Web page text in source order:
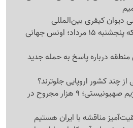
دیوان کیفری بین‌المللی
پیش‌بینی قیمت طلا و سکه پنجشنبه 15 مرداد؛ اونس جهانی
درباره پاسخ به حمله جدید
از چند کشور اروپایی جلوترند؟
آمار تازه از تلفات ارتش رژیم صهیونیستی؛ 9 هزار مجروح در
مناقشه با ایران هستیم